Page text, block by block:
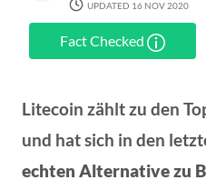
UPDATED 16 NOV 2020
Fact Checked
Litecoin zählt zu den
und hat sich in den
echten Alternative zu